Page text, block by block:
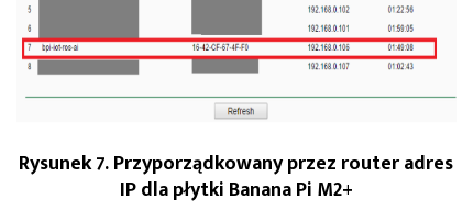
Rysunek 7. Przyporządkowany przez router adres
IP dla płytki Banana Pi M2+